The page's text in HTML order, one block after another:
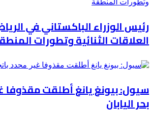
رئيس الوزراء الباكستاني في
العلاقات الثنائية وتطورات
سيول: بيونغ يانغ أطلقت مقذوفا
بحر اليابان